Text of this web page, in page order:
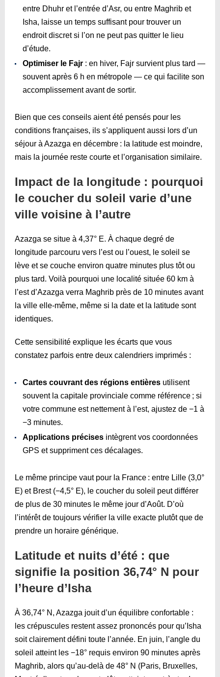
entre Dhuhr et l’entrée d’Asr, ou entre Maghrib et
Isha, laisse un temps suffisant pour trouver un
endroit discret si l’on ne peut pas quitter le lieu
d’étude.
Optimiser le Fajr : en hiver, Fajr survient plus tard —
souvent après 6 h en métropole — ce qui facilite son
accomplissement avant de sortir.
Bien que ces conseils aient été pensés pour les
conditions françaises, ils s’appliquent aussi lors d’un
séjour à Azazga en décembre : la latitude est moindre,
mais la journée reste courte et l’organisation similaire.
Impact de la longitude : pourquoi
le coucher du soleil varie d’une
ville voisine à l’autre
Azazga se situe à 4,37° E. À chaque degré de
longitude parcouru vers l’est ou l’ouest, le soleil se
lève et se couche environ quatre minutes plus tôt ou
plus tard. Voilà pourquoi une localité située 60 km à
l’est d’Azazga verra Maghrib près de 10 minutes avant
la ville elle-même, même si la date et la latitude sont
identiques.
Cette sensibilité explique les écarts que vous
constatez parfois entre deux calendriers imprimés :
Cartes couvrant des régions entières utilisent
souvent la capitale provinciale comme référence ; si
votre commune est nettement à l’est, ajustez de −1 à
−3 minutes.
Applications précises intègrent vos coordonnées
GPS et suppriment ces décalages.
Le même principe vaut pour la France : entre Lille (3,0°
E) et Brest (−4,5° E), le coucher du soleil peut différer
de plus de 30 minutes le même jour d’Août. D’où
l’intérêt de toujours vérifier la ville exacte plutôt que de
prendre un horaire générique.
Latitude et nuits d’été : que
signifie la position 36,74° N pour
l’heure d’Isha
À 36,74° N, Azazga jouit d’un équilibre confortable :
les crépuscules restent assez prononcés pour qu’Isha
soit clairement défini toute l’année. En juin, l’angle du
soleil atteint les −18° requis environ 90 minutes après
Maghrib, alors qu’au-delà de 48° N (Paris, Bruxelles,